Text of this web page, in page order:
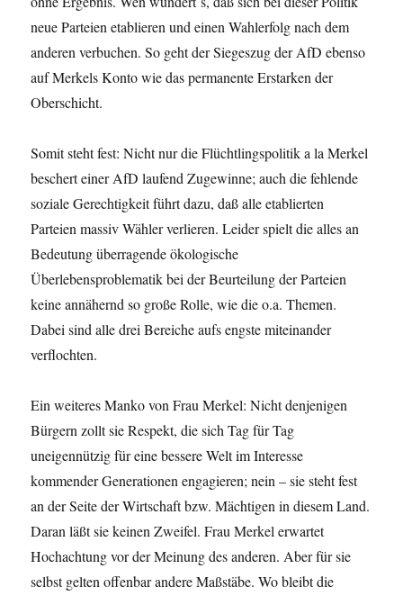
neue Parteien etablieren und einen Wahlerfolg nach dem
anderen verbuchen. So geht der Siegeszug der AfD ebenso
auf Merkels Konto wie das permanente Erstarken der
Oberschicht.
Somit steht fest: Nicht nur die Flüchtlingspolitik a la Merkel
beschert einer AfD laufend Zugewinne; auch die fehlende
soziale Gerechtigkeit führt dazu, daß alle etablierten
Parteien massiv Wähler verlieren. Leider spielt die alles an
Bedeutung überragende ökologische
Überlebensproblematik bei der Beurteilung der Parteien
keine annähernd so große Rolle, wie die o.a. Themen.
Dabei sind alle drei Bereiche aufs engste miteinander
verflochten.
Ein weiteres Manko von Frau Merkel: Nicht denjenigen
Bürgern zollt sie Respekt, die sich Tag für Tag
uneigennützig für eine bessere Welt im Interesse
kommender Generationen engagieren; nein – sie steht fest
an der Seite der Wirtschaft bzw. Mächtigen in diesem Land.
Daran läßt sie keinen Zweifel. Frau Merkel erwartet
Hochachtung vor der Meinung des anderen. Aber für sie
selbst gelten offenbar andere Maßstäbe. Wo bleibt die